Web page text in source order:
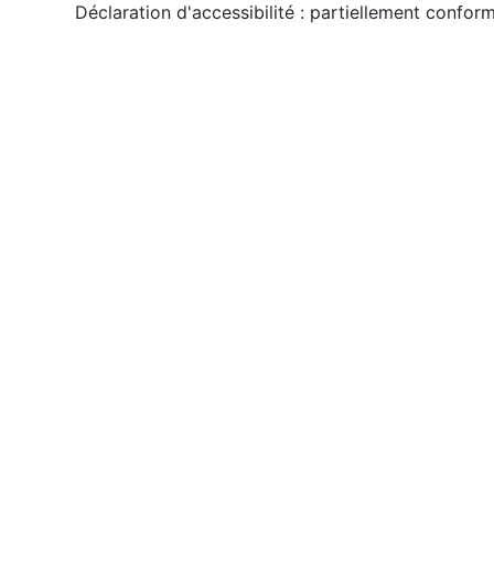
Déclaration d'accessibilité : partiellement